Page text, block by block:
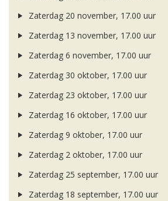
Zaterdag 20 november, 17.00 uur
Zaterdag 13 november, 17.00 uur
Zaterdag 6 november, 17.00 uur
Zaterdag 30 oktober, 17.00 uur
Zaterdag 23 oktober, 17.00 uur
Zaterdag 16 oktober, 17.00 uur
Zaterdag 9 oktober, 17.00 uur
Zaterdag 2 oktober, 17.00 uur
Zaterdag 25 september, 17.00 uur
Zaterdag 18 september, 17.00 uur